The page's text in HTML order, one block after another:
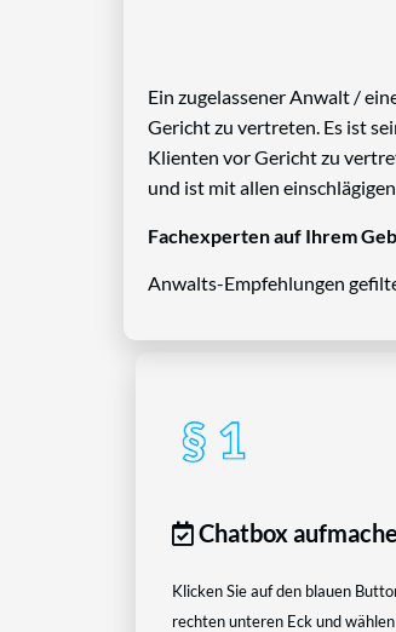
Ein zugelassener Anwalt /
Gericht zu vertreten. Es ist
Klienten vor Gericht zu
und ist mit allen
Fachexperten auf Ihrem
Anwalts-Empfehlungen
Chatbox
Klicken Sie auf den blauen
rechten unteren Eck und wählen